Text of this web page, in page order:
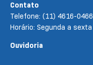
Contato
Telefone: (11) 4616-0466
Horário: Segunda a
Ouvidoria